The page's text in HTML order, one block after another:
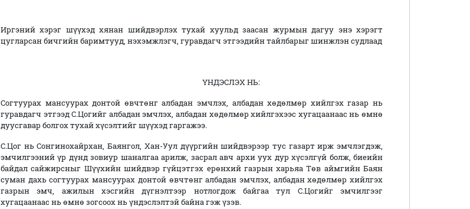
Иргэний хэрэг шүүхэд хянан шийдвэрлэх тухай хуульд заасан журмын дагуу энэ хэрэгт
цугларсан бичгийн баримтууд, нэхэмжлэгч, гуравдагч этгээдийн тайлбарыг шинжлэн судлаад
ҮНДЭСЛЭХ НЬ:
Согтуурах мансуурах донтой өвчтөнг албадан эмчлэх, албадан хөдөлмөр хийлгэх газар нь
гуравдагч этгээд С.Цогийг албадан эмчлэх, албадан хөдөлмөр хийлгэхээс хугацаанаас нь өмнө
дуусгавар болгох тухай хүсэлтийг шүүхэд гаргажээ.
С.Цог нь Сонгинохайрхан, Баянгол, Хан-Уул дүүргийн шийдвэрээр тус газарт ирж эмчлэгдэж,
эмчилгээний үр дүнд зовиур шаналгаа арилж, засрал авч архи уух дур хүсэлгүй болж, биеийн
байдал сайжирсныг Шүүхийн шийдвэр гүйцэтгэх ерөнхий газрын харьяа Төв аймгийн Баян
суман дахь согтуурах мансуурах донтой өвчтөнг албадан эмчлэх, албадан хөдөлмөр хийлгэх
газрын эмч, ажилын хэсгийн дүгнэлтээр нотлогдож байгаа тул С.Цогийг эмчилгээг
хугацаанаас нь өмнө зогсоох нь үндэслэлтэй байна гэж үзэв.